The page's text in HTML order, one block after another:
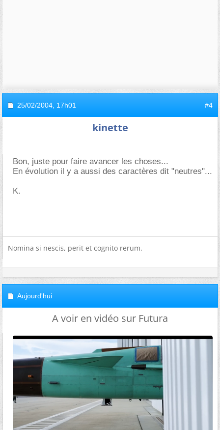
25/02/2004, 17h01 #4
kinette
Bon, juste pour faire avancer les choses...
En évolution il y a aussi des caractères dit "neutres"...
K.
Nomina si nescis, perit et cognito rerum.
Aujourd'hui
A voir en vidéo sur Futura